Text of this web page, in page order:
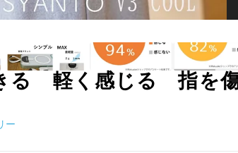
る 軽く感じる 指
ー